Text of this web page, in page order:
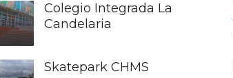
Colegio Integrada La
Candelaria
Skatepark CHMS